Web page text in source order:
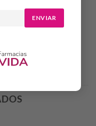
ENVIAR
Cream x 30ml